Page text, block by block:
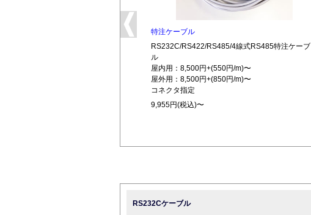
特注ケーブル
RS232C/RS422/RS485/4線式RS485特注ケーブ
ル
屋内用：8,500円+(550円/m)〜
屋外用：8,500円+(850円/m)〜
コネクタ指定
9,955円(税込)〜
RS232Cケーブル